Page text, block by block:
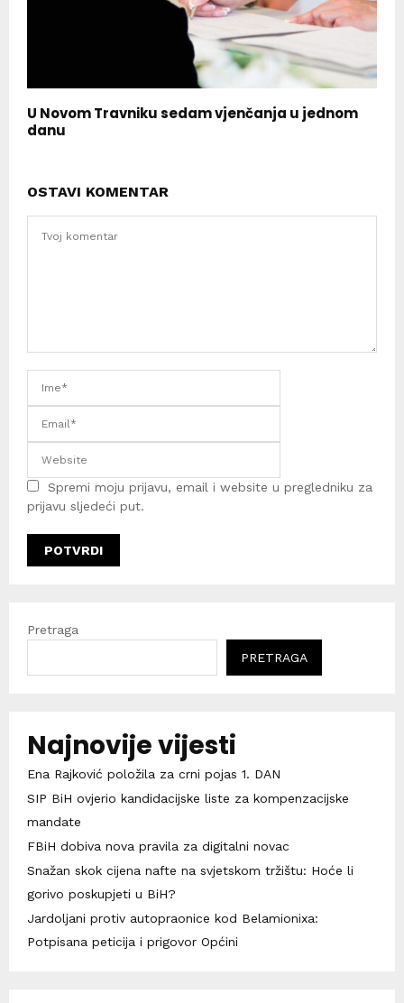
U Novom Travniku sedam vjenčanja u jednom
danu
OSTAVI KOMENTAR
Spremi moju prijavu, email i website u pregledniku za
prijavu sljedeći put.
Pretraga
PRETRAGA
Najnovije vijesti
Ena Rajković položila za crni pojas 1. DAN
SIP BiH ovjerio kandidacijske liste za kompenzacijske
mandate
FBiH dobiva nova pravila za digitalni novac
Snažan skok cijena nafte na svjetskom tržištu: Hoće li
gorivo poskupjeti u BiH?
Jardoljani protiv autopraonice kod Belamionixa:
Potpisana peticija i prigovor Općini